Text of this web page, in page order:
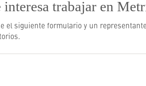
interesa trabajar en
el siguiente formulario y un